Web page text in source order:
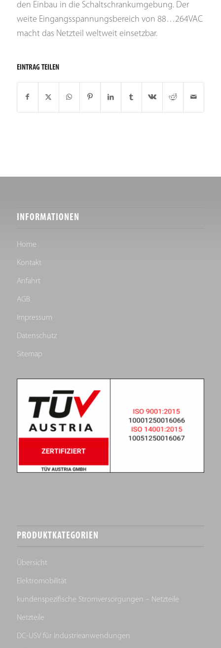
den Einbau in die Schaltschrankumgebung. Der
weite Eingangsspannungsbereich von 88…264VAC
macht das Netzteil weltweit einsetzbar.
EINTRAG TEILEN
INFORMATIONEN
Home
Kontakt
Anfahrt
AGB
Impressum
Datenschutz
Sitemap
PRODUKTKATEGORIEN
Übersicht
Elektromobilität
kundenspezifische Stromversorgungen – Netzteile
Netzteile
DC-USV für Industrieanwendungen